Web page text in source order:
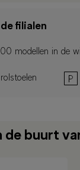
filialen
modellen in de
de buurt